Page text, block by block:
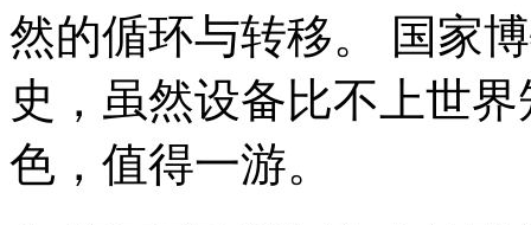
然的偱环与转移。 国家
史，虽然设备比不上世
色，值得一游。